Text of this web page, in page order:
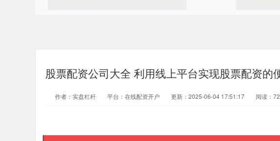
股票配资公司大全 利用线上平台实现股票配资的
作者：实盘杠杆 平台：在线配资开户 更新：2025-06-04 17:51:17 阅读：72